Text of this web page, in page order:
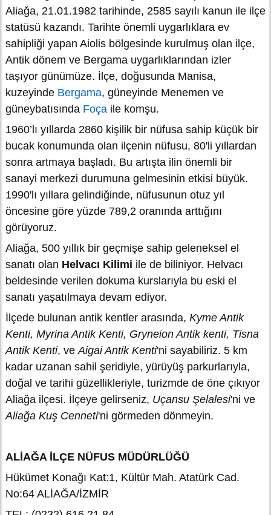
Aliağa, 21.01.1982 tarihinde, 2585 sayılı kanun ile ilçe
statüsü kazandı. Tarihte önemli uygarlıklara ev
sahipliği yapan Aiolis bölgesinde kurulmuş olan ilçe,
Antik dönem ve Bergama uygarlıklarından izler
taşıyor günümüze. İlçe, doğusunda Manisa,
kuzeyinde Bergama, güneyinde Menemen ve
güneybatısında Foça ile komşu.
1960’lı yıllarda 2860 kişilik bir nüfusa sahip küçük bir
bucak konumunda olan ilçenin nüfusu, 80'li yıllardan
sonra artmaya başladı. Bu artışta ilin önemli bir
sanayi merkezi durumuna gelmesinin etkisi büyük.
1990'lı yıllara gelindiğinde, nüfusunun otuz yıl
öncesine göre yüzde 789,2 oranında arttığını
görüyoruz.
Aliağa, 500 yıllık bir geçmişe sahip geleneksel el
sanatı olan Helvacı Kilimi ile de biliniyor. Helvacı
beldesinde verilen dokuma kurslarıyla bu eski el
sanatı yaşatılmaya devam ediyor.
İlçede bulunan antik kentler arasında, Kyme Antik
Kenti, Myrina Antik Kenti, Gryneion Antik kenti, Tisna
Antik Kenti, veAigai Antik Kenti'ni sayabiliriz. 5 km
kadar uzanan sahil şeridiyle, yürüyüş parkurlarıyla,
doğal ve tarihi güzellikleriyle, turizmde de öne çıkıyor
Aliağa ilçesi. İlçeye gelirseniz, Uçansu Şelalesi'ni ve
Aliağa Kuş Cenneti'ni görmeden dönmeyin.
ALİAĞA İLÇE NÜFUS MÜDÜRLÜĞÜ
Hükümet Konağı Kat:1, Kültür Mah. Atatürk Cad.
No:64 ALİAĞA/İZMİR